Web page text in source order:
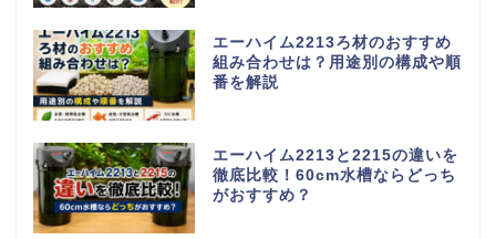
エーハイム2213ろ材のおすすめ
組み合わせは？用途別の構成や順
番を解説
エーハイム2213と2215の違いを
徹底比較！60cm水槽ならどっち
がおすすめ？